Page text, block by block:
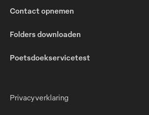
Contact opnemen
Folders downloaden
Poetsdoekservicetest
Privacyverklaring